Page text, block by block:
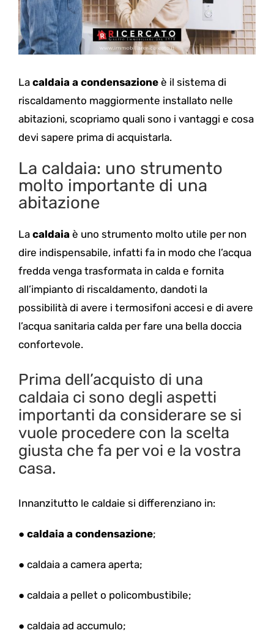
La caldaia a condensazioneè il sistema di
riscaldamento maggiormente installato nelle
abitazioni, scopriamo quali sono i vantaggi e cosa
devi sapere prima di acquistarla.
La caldaia: uno strumento
molto importante di una
abitazione
La caldaia è uno strumento molto utile per non
dire indispensabile, infatti fa in modo che l’acqua
fredda venga trasformata in calda e fornita
all’impianto di riscaldamento, dandoti la
possibilità di avere i termosifoni accesi e di avere
l’acqua sanitaria calda per fare una bella doccia
confortevole.
Prima dell’acquisto di una
caldaia ci sono degli aspetti
importanti da considerare se si
vuole procedere con la scelta
giusta che fa per voi e la vostra
casa.
Innanzitutto le caldaie si differenziano in:
● caldaia a condensazione;
● caldaia a camera aperta;
● caldaia a pellet o policombustibile;
● caldaia ad accumulo;